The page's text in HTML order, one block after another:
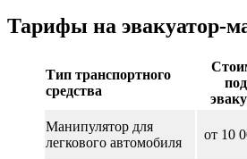
Тарифы на эвакуатор-
Тип транспортного
средства
Манипулятор для
легкового автомобиля
от 10